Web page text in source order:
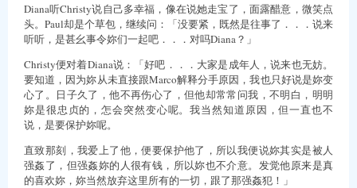
Diana听Christy说自己多幸福，像在说她走宝了，面露醋意，微笑点
头。Paul却是个草包，继续问：「没要紧，既然是往事了．．．说来
听听，是甚幺事令妳们一起吧．．．对吗Diana？」
Christy便对着Diana说：「好吧．．．大家是成年人，说来也无妨。
要知道，因为妳从未直接跟Marco解释分手原因，我也只好说是妳变
心了。日子久了，他不再伤心了，但他却常常问我，不明白，明明
妳是很忠贞的，怎会突然变心呢。我当然知道原因，但一直也不
说，是要保护妳呢。
直致那刻，我爱上了他，便要保护他了，所以我便说妳其实是被人
强姦了，但强姦妳的人很有钱，所以妳也不介意。发觉他原来是真
的喜欢妳，妳当然放弃这里所有的一切，跟了那强姦犯！」